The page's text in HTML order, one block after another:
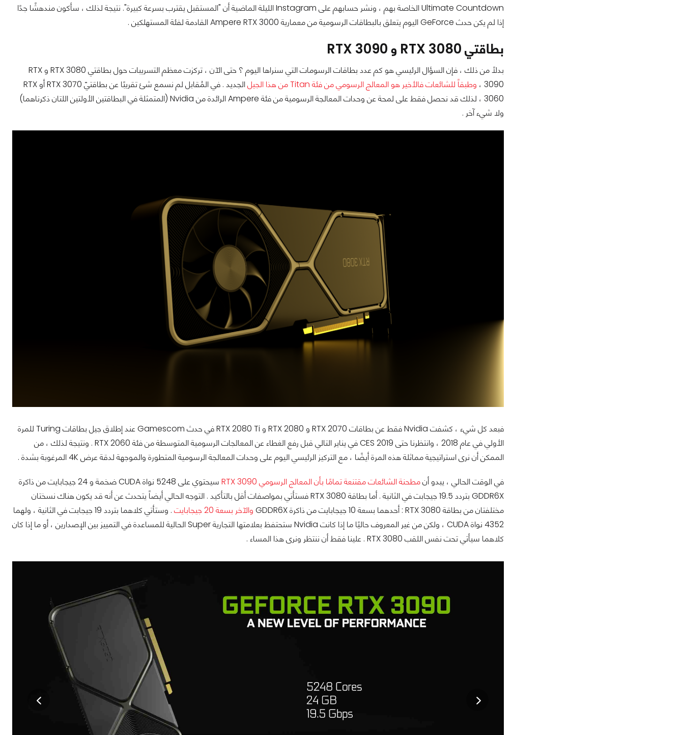
Ultimate Countdown الخاصة بهم ، ونشر حسابهم على Instagram الليلة الماضية أن "المستقبل يقترب بسرعة كبيرة". نتيجة لذلك ، سأكون مندهشًا جدًا
إذا لم يكن حدث GeForce اليوم يتعلق بالبطاقات الرسومية من معمارية Ampere RTX 3000 القادمة لفئة المستهلكين .
بطاقتي RTX 3080 و RTX 3090
بدلاً من ذلك ، فإن السؤال الرئيسي هو كم عدد بطاقات الرسومات التي سنراها اليوم ؟ حتى الآن ، تركزت معظم التسريبات حول بطاقتي RTX 3080 و RTX
3090 ،
وطبقاً للشائعات فالأخير هو المعالج الرسومي من فئة Titan من هذا الجيل
الجديد . في المُقابل لم نسمع شئ تقريبًا عن بطاقتيّ RTX 3070 أو RTX
3060 ، لذلك قد نحصل فقط على لمحة عن وحدات المعالجة الرسومية من فئة Ampere الرائدة من Nvidia (المتمثلة في البطاقتين الأولتين اللتان ذكرناهما)
ولا شيء آخر .
فبعد كل شيء ، كشفت Nvidia فقط عن بطاقات RTX 2070 و RTX 2080 و RTX 2080 Ti في حدث Gamescom عند إطلاق جيل بطاقات Turing للمرة
الأولي في عام 2018 ، وانتظرنا حتى CES 2019 في يناير التالي قبل رفع الغطاء عن المعالجات الرسومية المتوسطة من فئة RTX 2060 . ونتيجة لذلك ، من
الممكن أن نرى استراتيجية مماثلة هذه المرة أيضًا ، مع التركيز الرئيسي اليوم على وحدات المعالجة الرسومية المتطورة والموجهة لدقة عرض 4K المرغوبة بشدة .
في الوقت الحالي ، يبدو أنمطحنة الشائعات مقتنعة تمامًا بأن المعالج الرسومي RTX 3090
سيحتوي على 5248 نواة CUDA ضخمة و 24 جيجابايت من ذاكرة
GDDR6X بتردد 19.5 جيجابت في الثانية . أما بطاقة RTX 3080 فستأتي بمواصفات أقل بالتأكيد . التوجه الحالي أيضاً يتحدث عن أنه قد يكون هناك نسختان
مختلفتان من بطاقة RTX 3080 : أحدهما بسعة 10 جيجابايت من ذاكرة GDDR6X
والآخر بسعة 20 جيجابايت
. وستأتي كلاهما بتردد 19 جيجابت في الثانية ، ولهما
4352 نواة CUDA ، ولكن من غير المعروف حاليًا ما إذا كانت Nvidia ستحتفظ بعلامتها التجارية Super الحالية للمساعدة في التمييز بين الإصدارين ، أو ما إذا كان
كلاهما سيأتي تحت نفس اللقب RTX 3080 . علينا فقط أن ننتظر ونرى هذا المساء .